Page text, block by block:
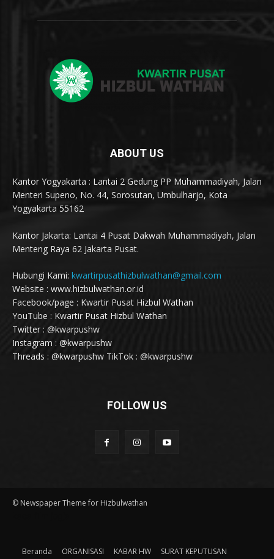
ABOUT US
Kantor Yogyakarta : Lantai 2 Gedung PP Muhammadiyah, Jalan
Menteri Supeno, No. 44, Sorosutan, Umbulharjo, Kota
Yogyakarta 55162
Kantor Jakarta: Lantai 4 Pusat Dakwah Muhammadiyah, Jalan
Menteng Raya 62 Jakarta Pusat.
Hubungi Kami: kwartirpusathizbulwathan@gmail.com
Website : www.hizbulwathan.or.id
Facebook/page : Kwartir Pusat Hizbul Wathan
YouTube : Kwartir Pusat Hizbul Wathan
Twitter : @kwarpushw
Instagram : @kwarpushw
Threads : @kwarpushw TikTok : @kwarpushw
FOLLOW US
© Newspaper Theme for Hizbulwathan
Beranda ORGANISASI KABAR HW
SURAT KEPUTUSAN